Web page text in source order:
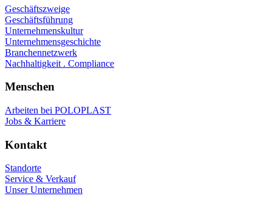
Geschäftszweige
Geschäftsführung
Unternehmenskultur
Unternehmensgeschichte
Branchennetzwerk
Nachhaltigkeit . Compliance
Menschen
Arbeiten bei POLOPLAST
Jobs & Karriere
Kontakt
Standorte
Service & Verkauf
Unser Unternehmen